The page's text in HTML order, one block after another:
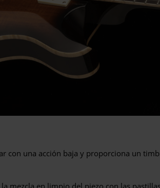
con una acción baja y proporciona un
mezcla en limpio del piezo con las